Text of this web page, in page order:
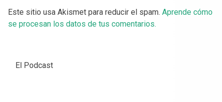
Este sitio usa Akismet para reducir el spam. Aprende cómo
se procesan los datos de tus comentarios.
El Podcast